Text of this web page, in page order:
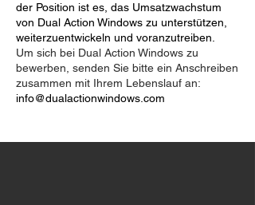
der Position ist es, das Umsatzwachstum
von Dual Action Windows zu unterstützen,
weiterzuentwickeln und voranzutreiben.
Um sich bei Dual Action Windows zu
bewerben, senden Sie bitte ein Anschreiben
zusammen mit Ihrem Lebenslauf an:
info@dualactionwindows.com